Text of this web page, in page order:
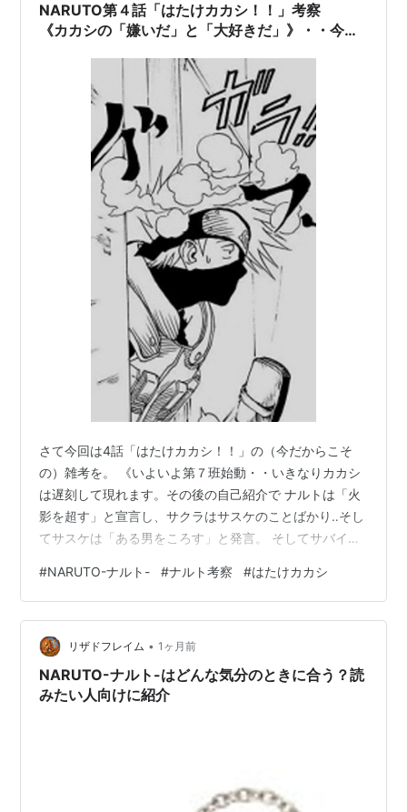
薬師カブト：神奈延年
桃地再不斬：石塚運昇
白：浅野まゆみ
オープニングテーマ
R★O★C★K★S/HOUND DOG
遙か彼方/ASIAN KUNG-FU GENERATION
悲しみをやさしさに/little by little
青春狂騒曲/サンボマスター
ノーボーイ・ノークライ/STANCE PUNKS
波風サテライト/シュノーケル
Re:member/FLOW
ユラユラ/Hearts Grow
エンディングテーマ
Wind/Akeboshi
ハルモニア/RYTHEM
ビバ★ロック〜japanese side〜/ORANGE RANGE
ALIVE/雷鼓
今まで何度も/ザ・マスミサイル
流星/TIA
マウンテン・ア・ゴーゴー・ツー/キャプテンストラ
イダム
はじめて君としゃべった/ガガガSP
NARUTO第４話「はたけカカシ！！」考察
《カカシの「嫌いだ」と「大好きだ」》・・今さ
さて今回は4話「はたけカカシ！！」の（今だからこそ
の）雑考を。 《いよいよ第７班始動・・いきなりカカシ
は遅刻して現れます。その後の自己紹介で ナルトは「火
影を超す」と宣言し、サクラはサスケのことばかり‥そし
てサスケは「ある男をころす」と発言。 そしてサバイバ
戦」が始まるのだ》 ・まずはNARUTO-ナルト-の「三竦
み」 まずは4話の扉絵。 これも 今見ると驚くんですよ
ね‥ 蝦蟇に乗るナルト、大蛇のサスケ、蛞蝓のサク
ラ・・ 《ナルトと蝦蟇、サスケと大蛇、サクラと蛞蝓》
‥もう三竦みが出てきてる！ ３人とも それぞれの口寄せ
に乗ってるし（この時点では…
#NARUTO-ナルト- #ナルト考察 #はたけカカシ
リザドフレイム • 1ヶ月前
NARUTO-ナルト-はどんな気分のときに合う？読
みたい人向けに紹介